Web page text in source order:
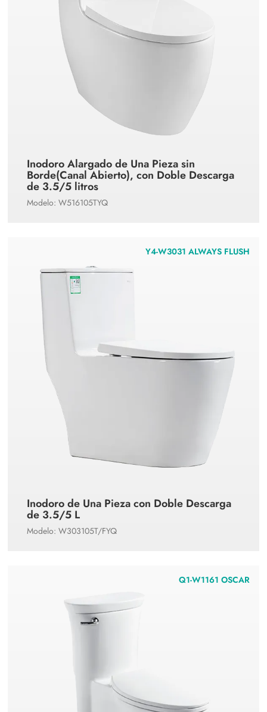
Inodoro Alargado de Una Pieza sin
Borde(Canal Abierto), con Doble Descarga
de 3.5/5 litros
Modelo: W516105TYQ
Y4-W3031 ALWAYS FLUSH
Inodoro de Una Pieza con Doble Descarga
de 3.5/5 L
Modelo: W303105T/FYQ
Q1-W1161 OSCAR